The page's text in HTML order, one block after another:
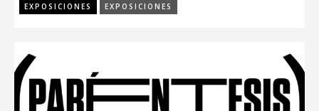
EXPOSICIONES EXPOSICIONES